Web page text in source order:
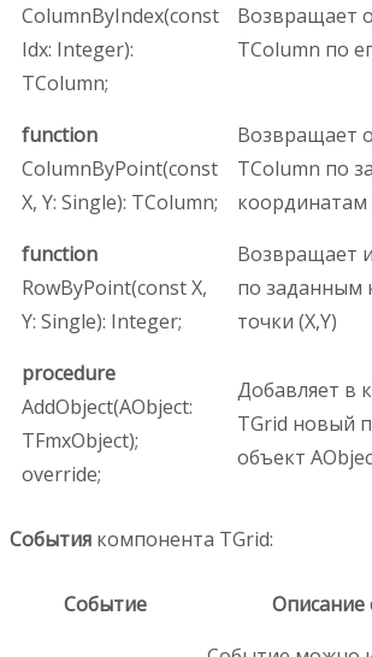
ColumnByIndex(const
Idx: Integer):
TColumn;
Возвращает
TColumn по
function
ColumnByPoint(const
X, Y: Single): TColumn;
Возвращает
TColumn по
координатам
function
RowByPoint(const X,
Y: Single): Integer;
Возвращает
по заданным
точки (X,Y)
procedure
AddObject(AObject:
TFmxObject);
override;
Добавляет в
TGrid новый
объект
События компонента TGrid:
Событие
Описание